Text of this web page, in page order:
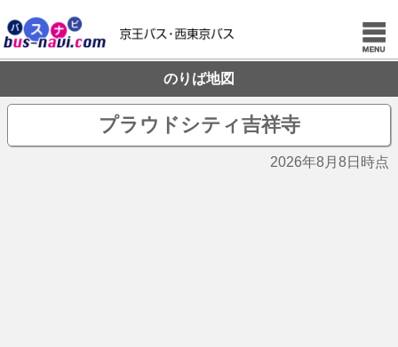
のりば地図
プラウドシティ吉祥寺
2026年8月8日時点